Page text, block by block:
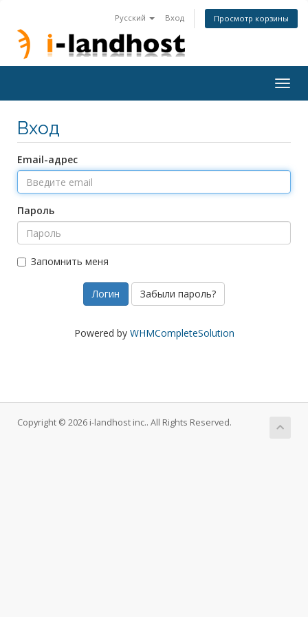
Русский Вход Просмотр корзины
Вход
Email-адрес
Пароль
Запомнить меня
Забыли пароль?
Powered by WHMCompleteSolution
Copyright © 2026 i-landhost inc.. All Rights Reserved.